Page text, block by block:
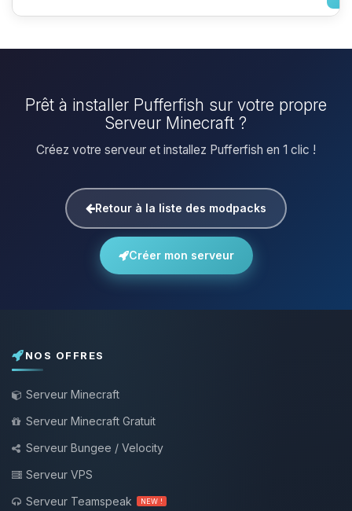
Prêt à installer Pufferfish sur votre propre
Serveur Minecraft ?
Créez votre serveur et installez Pufferfish en 1 clic !
Retour à la liste des modpacks
Créer mon serveur
NOS OFFRES
Serveur Minecraft
Serveur Minecraft Gratuit
Serveur Bungee / Velocity
Serveur VPS
Serveur Teamspeak
NEW !